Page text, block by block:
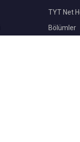
TYT Net
Bölümler